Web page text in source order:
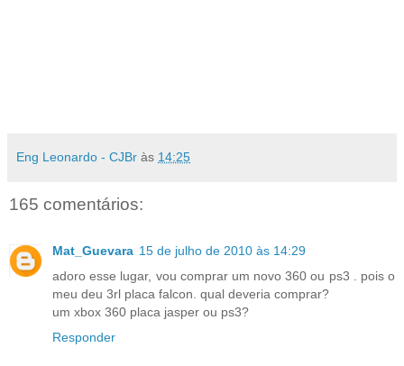
Eng Leonardo - CJBr às 14:25
165 comentários:
Mat_Guevara 15 de julho de 2010 às 14:29
adoro esse lugar, vou comprar um novo 360 ou ps3 . pois o
meu deu 3rl placa falcon. qual deveria comprar?
um xbox 360 placa jasper ou ps3?
Responder